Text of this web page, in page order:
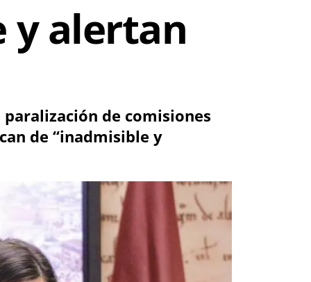
y alertan
de comisiones
de “inadmisible y